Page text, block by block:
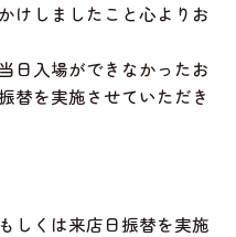
けしましたこと心よりお
日入場ができなかったお
替を実施させていただき
しくは来店日振替を実施